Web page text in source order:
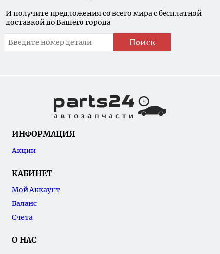
И получите предложения со всего мира с бесплатной
доставкой до Вашего города
Поиск
ИНФОРМАЦИЯ
Акции
КАБИНЕТ
Мой Аккаунт
Баланс
Счета
О НАС